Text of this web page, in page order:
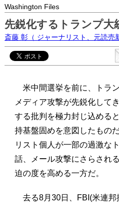
Washington Files
先鋭化するトランプ大
斎藤 彰 （ ジャーナリスト、元読売
米中間選挙を前に、トラ
メディア攻撃が先鋭化して
する批判を極力封じ込める
持基盤固めを意図したもの
リスト個人が一部の過激な
話、メール攻撃にさらされ
迫の度を高める一方だ。
去る8月30日、FBI(米連邦